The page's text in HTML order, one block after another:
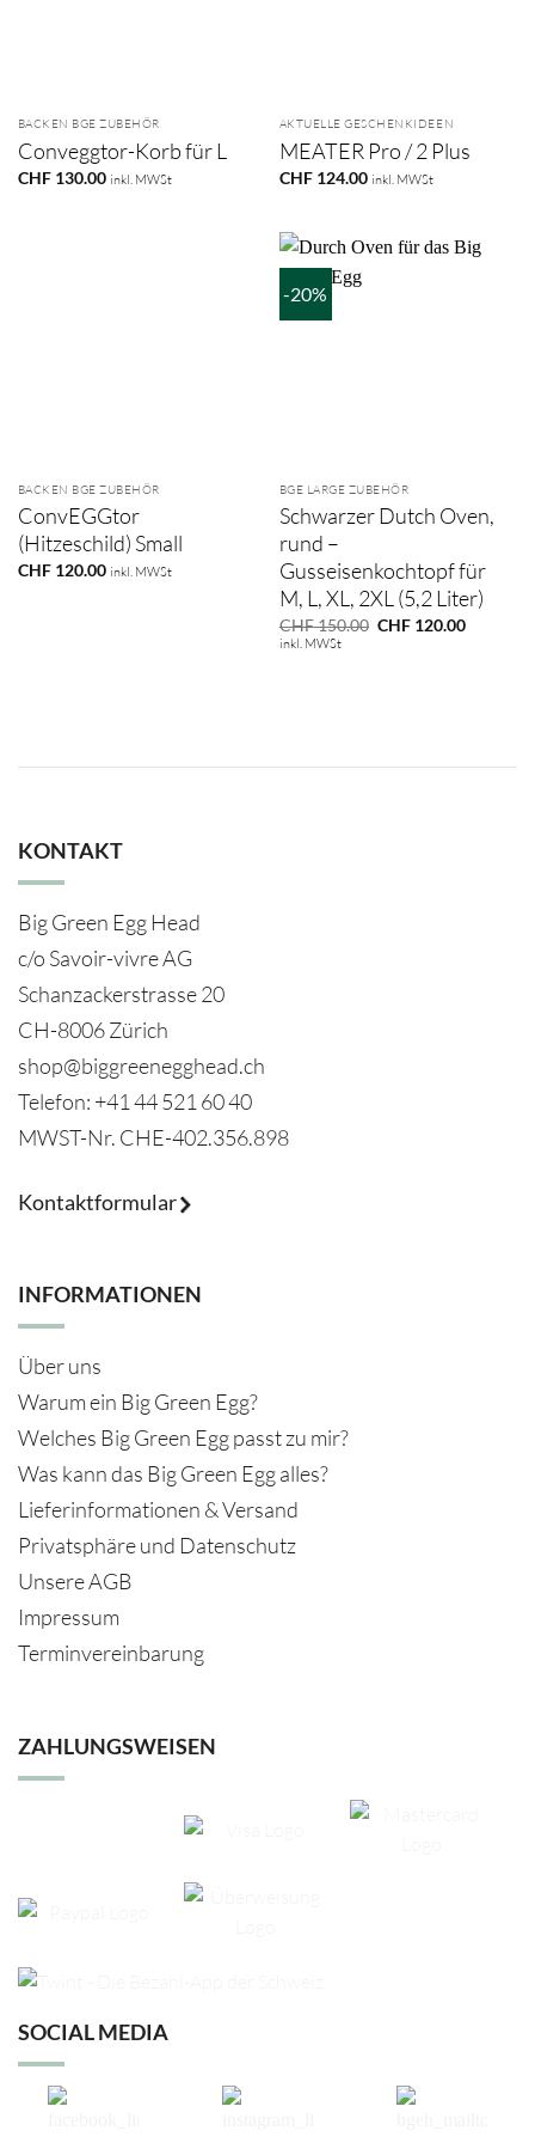
BACKEN BGE ZUBEHÖR
Conveggtor-Korb für L
CHF130.00 inkl. MWSt
AKTUELLE GESCHENKIDEEN
MEATER Pro / 2 Plus
CHF124.00 inkl. MWSt
BACKEN BGE ZUBEHÖR
ConvEGGtor
(Hitzeschild) Small
CHF120.00 inkl. MWSt
-20%
BGE LARGE ZUBEHÖR
Schwarzer Dutch Oven,
rund –
Gusseisenkochtopf für
M, L, XL, 2XL (5,2 Liter)
CHF150.00 Ursprünglicher
CHF120.00Aktueller
inkl. MWSt
KONTAKT
Big Green Egg Head
c/o Savoir-vivre AG
Schanzackerstrasse 20
CH-8006 Zürich
shop@biggreenegghead.ch
Telefon: +41 44 521 60 40
MWST-Nr. CHE-402.356.898
Kontaktformular
INFORMATIONEN
Über uns
Warum ein Big Green Egg?
Welches Big Green Egg passt zu mir?
Was kann das Big Green Egg alles?
Lieferinformationen & Versand
Privatsphäre und Datenschutz
Unsere AGB
Impressum
Terminvereinbarung
ZAHLUNGSWEISEN
SOCIAL MEDIA